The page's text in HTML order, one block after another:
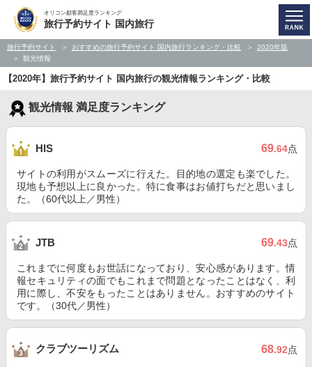
オリコン顧客満足度ランキング
旅行予約サイト 国内旅行
旅行予約サイト おすすめの旅行予約サイト 国内旅行ランキング・比較
2020年版
観光情報
【2020年】旅行予約サイト 国内旅行の観光情報ランキング・比較
観光情報 満足度ランキング
HIS 69.64点
サイトの利用がスムーズに行えた。目的地の選定も楽でした。
現地も予想以上に良かった。特に食事はお値打ちだと思いまし
た。（60代以上／男性）
JTB 69.43点
これまでに何度もお世話になっており、安心感があります。情
報セキュリティの面でもこれまで問題となったことはなく、利
用に際し、不安をもったことはありません。おすすめのサイト
です。（30代／男性）
クラブツーリズム 68.92点